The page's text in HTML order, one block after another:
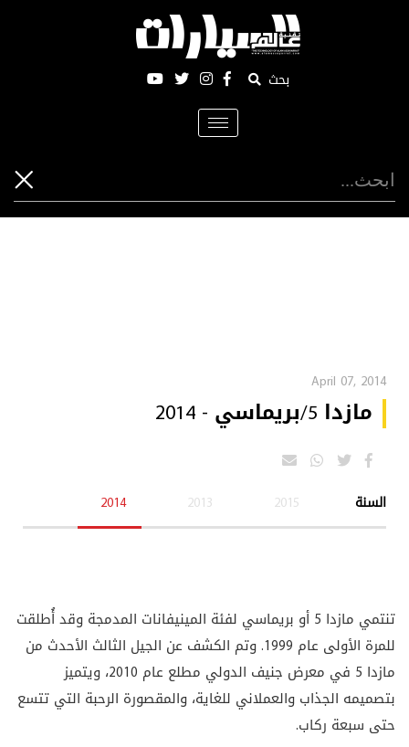
بحث
Toggle
navigation
April 07, 2014
مازدا 5/بريماسي - 2014
السنة 2015
2013
2014
تنتمي مازدا 5 أو بريماسي لفئة المينيفانات المدمجة وقد أُطلقت
للمرة الأولى عام 1999. وتم الكشف عن الجيل الثالث الأحدث من
مازدا 5 في معرض جنيف الدولي مطلع عام 2010، ويتميز
بتصميمه الجذاب والعملاني للغاية، والمقصورة الرحبة التي تتسع
حتى سبعة ركاب.